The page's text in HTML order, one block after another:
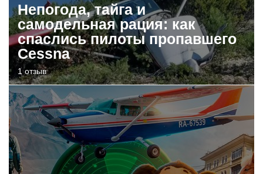
Непогода, тайга и
самодельная рация: как
спаслись пилоты пропавшего
Cessna
1 отзыв